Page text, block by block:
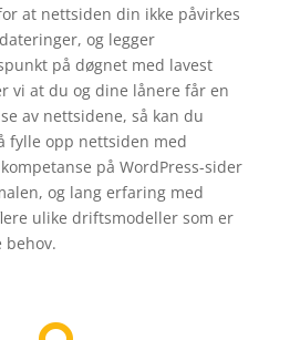
at nettsiden din ikke påvirkes
og legger
på døgnet med lavest
vi at du og dine lånere får en
av nettsidene, så kan du
fylle opp nettsiden med
på WordPress-sider
og lang erfaring med
ulike driftsmodeller som er
behov.